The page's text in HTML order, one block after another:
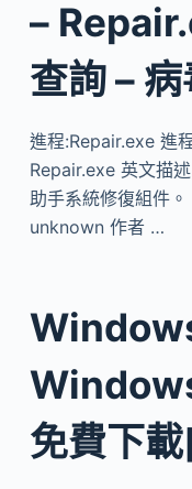
–
查詢 –
進程:Repair.exe 進
Repair.exe 英文描
助手系統修復組件
unknown 作者 …
免費下